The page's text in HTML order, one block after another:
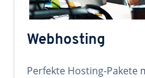
Webhosting
Perfekte Hosting-Pakete